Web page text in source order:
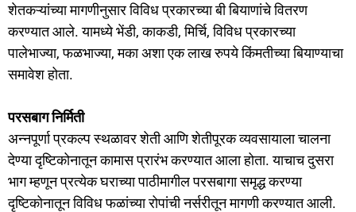
शेतकऱ्यांच्या मागणीनुसार विविध प्रकारच्या बी बियाणांचे वितरण
करण्यात आले. यामध्ये भेंडी, काकडी, मिर्चि, विविध प्रकारच्या
पालेभाज्या, फळभाज्या, मका अशा एक लाख रुपये किंमतीच्या बियाण्याचा
समावेश होता.
परसबाग निर्मिती
अन्नपूर्णा प्रकल्प स्थळावर शेती आणि शेतीपूरक व्यवसायाला चालना
देण्या दृष्टिकोनातून कामास प्रारंभ करण्यात आला होता. याचाच दुसरा
भाग म्हणून प्रत्येक घराच्या पाठीमागील परसबागा समृद्ध करण्या
दृष्टिकोनातून विविध फळांच्या रोपांची नर्सरीतून मागणी करण्यात आली.